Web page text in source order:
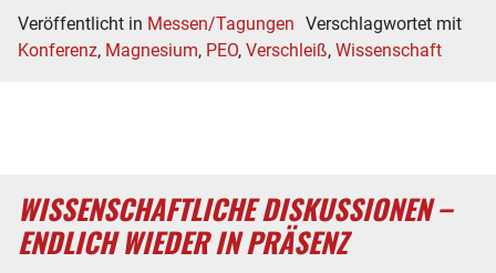
Veröffentlicht in Messen/Tagungen Verschlagwortet mit
Konferenz, Magnesium, PEO, Verschleiß, Wissenschaft
WISSENSCHAFTLICHE DISKUSSIONEN –
ENDLICH WIEDER IN PRÄSENZ